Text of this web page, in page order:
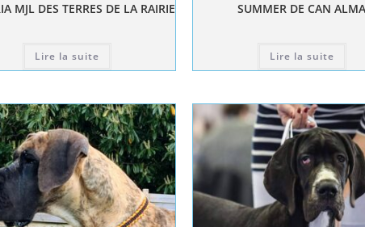
MJL DES TERRES DE LA RAIRIE
Lire la suite
SUMMER DE CAN ALMA
Lire la suite